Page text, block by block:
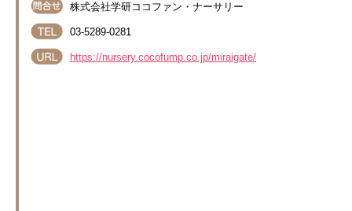
株式会社学研ココファン・ナーサリー
03-5289-0281
https://nursery.cocofump.co.jp/miraigate/